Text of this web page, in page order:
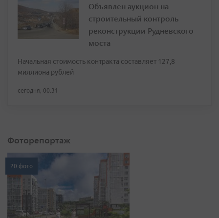
Объявлен аукцион на
строительный контроль
реконструкции Рудневского
моста
Начальная стоимость контракта составляет 127,8
миллиона рублей
сегодня, 00:31
Фоторепортаж
20 фото